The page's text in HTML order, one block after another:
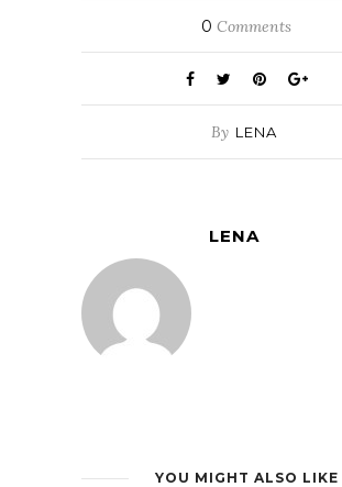
0 Comments
By LENA
LENA
YOU MIGHT ALSO LIKE